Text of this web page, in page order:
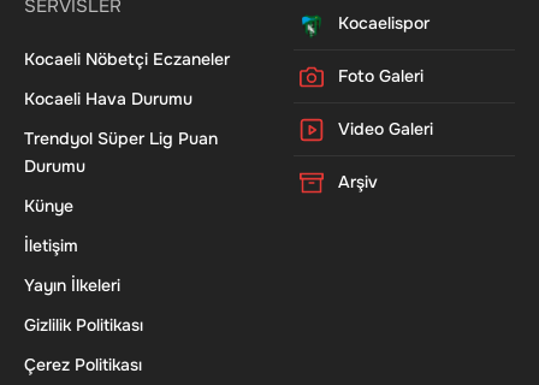
SERVİSLER
Kocaeli Nöbetçi Eczaneler
Kocaeli Hava Durumu
Trendyol Süper Lig Puan
Durumu
Künye
İletişim
Yayın İlkeleri
Gizlilik Politikası
Çerez Politikası
Kocaelispor
Foto Galeri
Video Galeri
Arşiv